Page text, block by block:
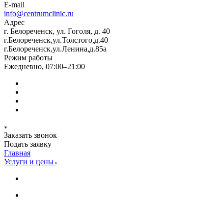
E-mail
info@centrumclinic.ru
Адрес
г. Белореченск, ул. Гоголя, д. 40
г.Белореченск,ул.Толстого,д.40
г.Белореченск,ул.Ленина,д.85а
Режим работы
Ежедневно, 07:00–21:00
Заказать звонок
Подать заявку
Главная
Услуги и цены